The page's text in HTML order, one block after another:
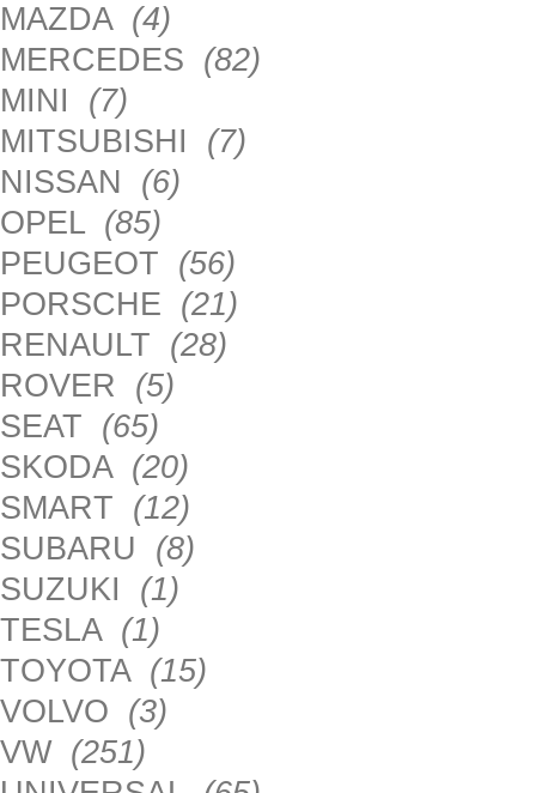
MAZDA (4)
MERCEDES (82)
MINI (7)
MITSUBISHI (7)
NISSAN (6)
OPEL (85)
PEUGEOT (56)
PORSCHE (21)
RENAULT (28)
ROVER (5)
SEAT (65)
SKODA (20)
SMART (12)
SUBARU (8)
SUZUKI (1)
TESLA (1)
TOYOTA (15)
VOLVO (3)
VW (251)